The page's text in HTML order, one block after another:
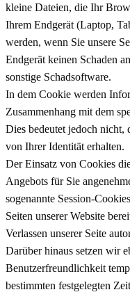
kleine Dateien, die Ihr
Ihrem Endgerät (Laptop,
werden, wenn Sie unsere
Endgerät keinen Schaden
sonstige Schadsoftware.
In dem Cookie werden
Zusammenhang mit dem
Dies bedeutet jedoch nicht,
von Ihrer Identität erhalten.
Der Einsatz von Cookies
Angebots für Sie
sogenannte Session-
Seiten unserer Website
Verlassen unserer Seite
Darüber hinaus setzen wir
Benutzerfreundlichkeit
bestimmten festgelegten